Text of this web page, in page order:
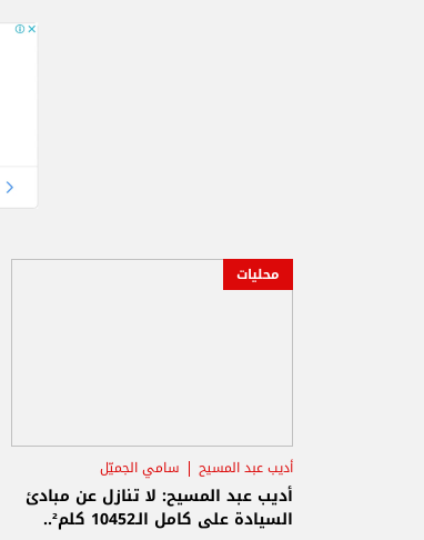
محليات
أديب عبد المسيح
سامي الجميّل
الانسحاب الاسرائيلي
أديب عبد المسيح: لا تنازل عن مبادئ
السيادة على كامل الـ10452 كلم²..